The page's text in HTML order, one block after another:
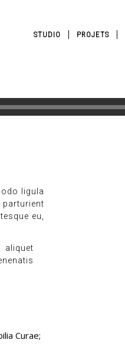
STUDIO PROJETS
ligula
parturient
eu,
aliquet
Curae;